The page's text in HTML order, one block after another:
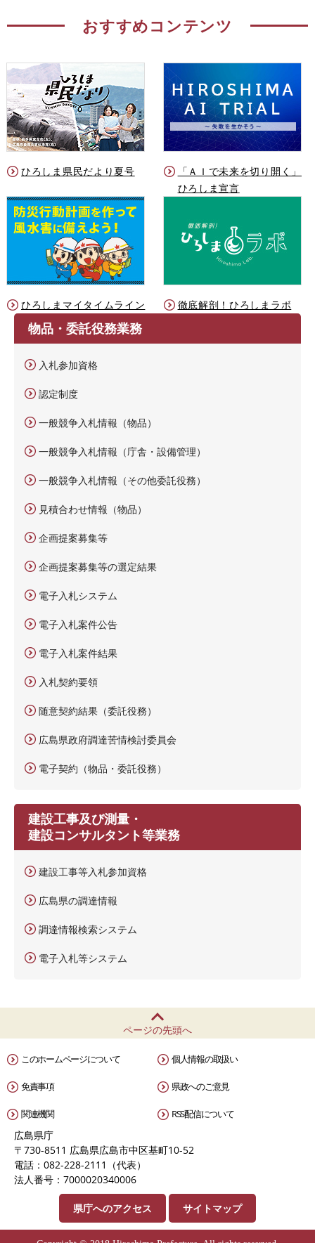
おすすめコンテンツ
ひろしま県民だより夏号
「ＡＩで未来を切り開く」
ひろしま宣言
ひろしまマイタイムライン 徹底解剖！ひろしまラボ
物品・委託役務業務
入札参加資格
認定制度
一般競争入札情報（物品）
一般競争入札情報（庁舎・設備管理）
一般競争入札情報（その他委託役務）
見積合わせ情報（物品）
企画提案募集等
企画提案募集等の選定結果
電子入札システム
電子入札案件公告
電子入札案件結果
入札契約要領
随意契約結果（委託役務）
広島県政府調達苦情検討委員会
電子契約（物品・委託役務）
建設工事及び測量・
建設コンサルタント等業務
建設工事等入札参加資格
広島県の調達情報
調達情報検索システム
電子入札等システム
ページの先頭へ
このホームページについて 個人情報の取扱い
免責事項 県政へのご意見
関連機関 RSS配信について
広島県庁
〒730-8511 広島県広島市中区基町10-52
電話：082-228-2111（代表）
法人番号：7000020340006
県庁へのアクセス サイトマップ